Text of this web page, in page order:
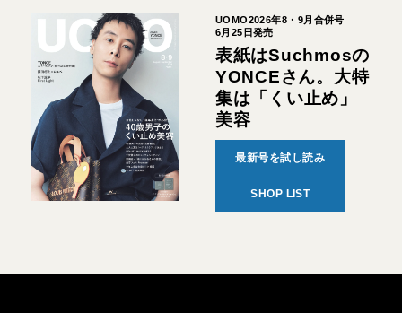
UOMO2026年8・9月合併号
6月25日発売
表紙はSuchmosの
YONCEさん。大特
集は「くい止め」
美容
最新号を試し読み
SHOP LIST